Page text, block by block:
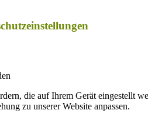
die auf Ihrem Gerät eingestellt
zu unserer Website anpassen.